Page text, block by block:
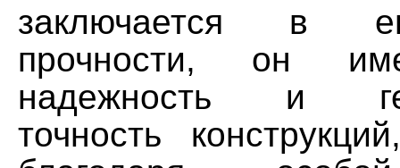
заключается в
прочности, он
надежность и
точность